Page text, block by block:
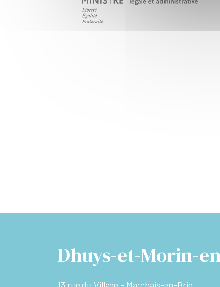
Dhuys-et-Morin-
13 rue du Village - Marchais-en-Brie